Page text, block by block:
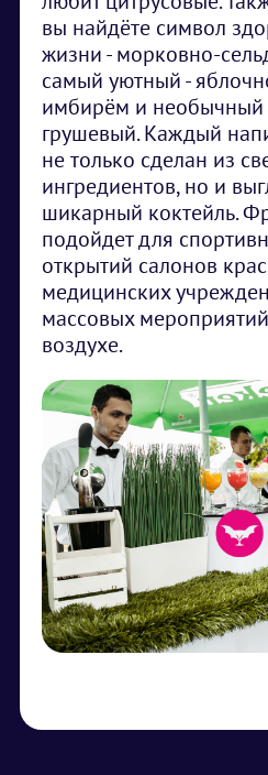
вы найдёте символ
жизни - морковно-
самый уютный -
имбирём и необычный
грушевый. Каждый
не только сделан из
ингредиентов, но и
шикарный коктейль.
подойдет для
открытий салонов
медицинских
массовых
воздухе.